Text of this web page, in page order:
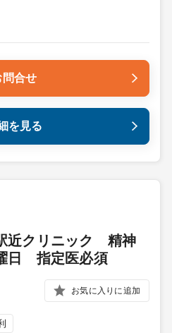
問合せ
を見る
近クリニック 精神
指定医必須
お気に入りに追加